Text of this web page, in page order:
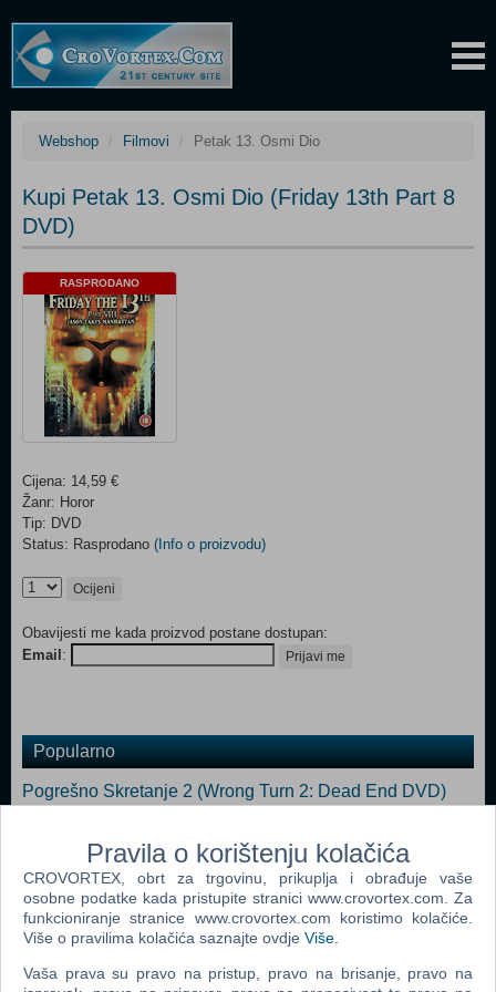
Webshop Filmovi Petak 13. Osmi Dio
Kupi Petak 13. Osmi Dio (Friday 13th Part 8
DVD)
RASPRODANO
Cijena: 14,59 €
Žanr: Horor
Tip: DVD
Status: Rasprodano (Info o proizvodu)
Ocijeni
Obavijesti me kada proizvod postane dostupan:
Email : Prijavi me
Popularno
Pogrešno Skretanje 2 (Wrong Turn 2: Dead End DVD)
Zemlja Živih Mrtvaca (Land Of The Dead DVD)
Ralje 3 (Jaws 3 DVD)
Brda Imaju Oči (The Hills Have Eyes DVD)
Teksaški Masakr Motornom Pilom 2 (Texas Chainsaw
Pravila o korištenju kolačića
CROVORTEX, obrt za trgovinu, prikuplja i obrađuje vaše
osobne podatke kada pristupite stranici www.crovortex.com. Za
funkcioniranje stranice www.crovortex.com koristimo kolačiće.
Više o pravilima kolačića saznajte ovdje Više
Vaša prava su pravo na pristup, pravo na brisanje, pravo na